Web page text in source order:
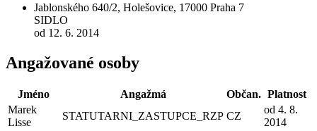
Jablonského 640/2, Holešovice, 17000 Praha 7
SIDLO
od 12. 6. 2014
Angažované osoby
Jméno Angažmá Občan. Platnost
Marek
Lisse
STATUTARNI_ZASTUPCE_RZP CZ
od 4. 8.
2014